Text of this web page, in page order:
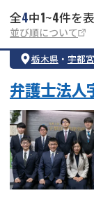
全4中1~4件を
並び順について
栃木県 ・ 宇都
弁護士法人